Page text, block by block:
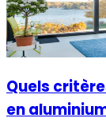
Quels
en